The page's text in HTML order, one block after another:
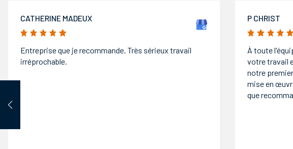
P CHRIST
5/5
À toute l'équipe Bâti innov ,merci pour la qualité de
votre travail et pour votre réactivité, aussi bien lors de
mise en œuvre et la pose de mes menuiseries. Je peux
DOM DUMAS
5/5
Nous
par M. Stein
dans les